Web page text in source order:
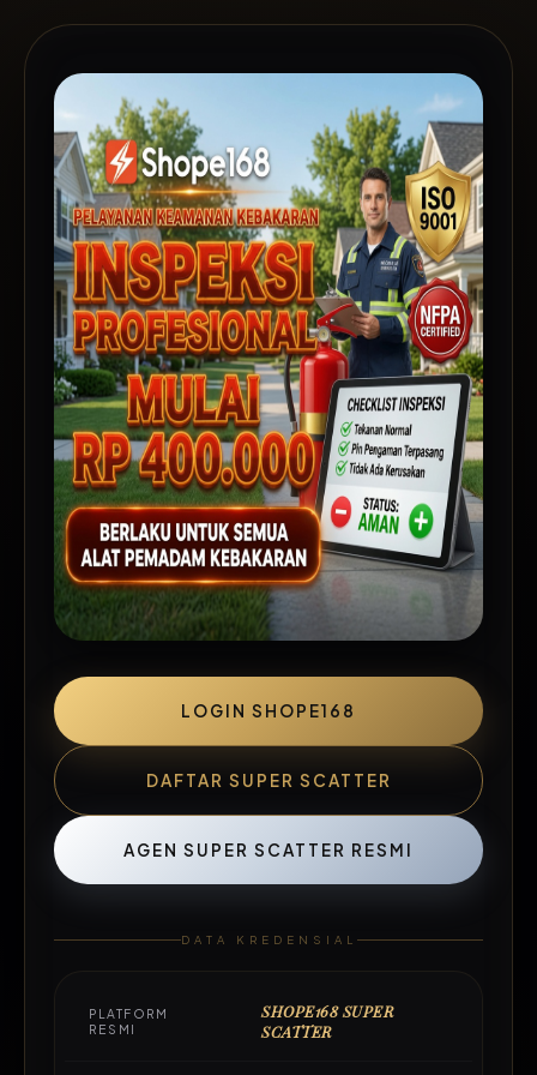
LOGIN SHOPE168
DAFTAR SUPER SCATTER
AGEN SUPER SCATTER RESMI
DATA KREDENSIAL
PLATFORM
RESMI
SHOPE168 SUPER
SCATTER